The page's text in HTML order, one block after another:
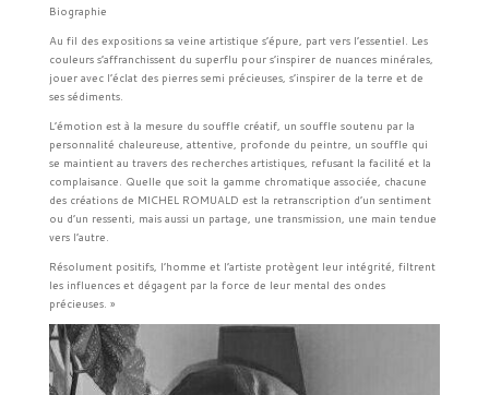
Biographie
Au fil des expositions sa veine artistique s’épure, part vers l’essentiel. Les
couleurs s’affranchissent du superflu pour s’inspirer de nuances minérales,
jouer avec l’éclat des pierres semi précieuses, s’inspirer de la terre et de
ses sédiments.
L’émotion est à la mesure du souffle créatif, un souffle soutenu par la
personnalité chaleureuse, attentive, profonde du peintre, un souffle qui
se maintient au travers des recherches artistiques, refusant la facilité et la
complaisance. Quelle que soit la gamme chromatique associée, chacune
des créations de MICHEL ROMUALD est la retranscription d’un sentiment
ou d’un ressenti, mais aussi un partage, une transmission, une main tendue
vers l’autre.
Résolument positifs, l’homme et l’artiste protègent leur intégrité, filtrent
les influences et dégagent par la force de leur mental des ondes
précieuses. »